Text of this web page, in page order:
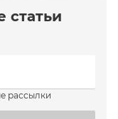
статьи
рассылки